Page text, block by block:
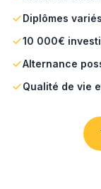
Diplômes
10 000€
Alternance
Qualité de vie